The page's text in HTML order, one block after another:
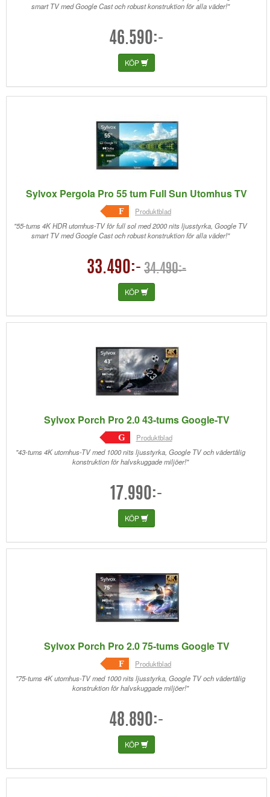
smart TV med Google Cast och robust konstruktion för alla väder!"
46.590:-
KÖP
Sylvox Pergola Pro 55 tum Full Sun Utomhus TV
F
Produktblad
"55-tums 4K HDR utomhus-TV för full sol med 2000 nits ljusstyrka, Google TV
smart TV med Google Cast och robust konstruktion för alla väder!"
33.490:- 34.490:-
KÖP
Sylvox Porch Pro 2.0 43-tums Google-TV
G
Produktblad
"43-tums 4K utomhus-TV med 1000 nits ljusstyrka, Google TV och vädertålig
konstruktion för halvskuggade miljöer!"
17.990:-
KÖP
Sylvox Porch Pro 2.0 75-tums Google TV
F
Produktblad
"75-tums 4K utomhus-TV med 1000 nits ljusstyrka, Google TV och vädertålig
konstruktion för halvskuggade miljöer!"
48.890:-
KÖP